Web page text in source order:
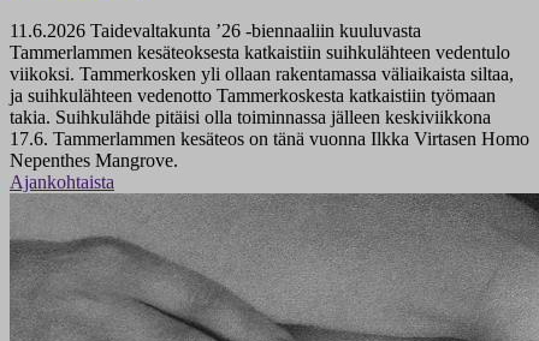
11.6.2026 Taidevaltakunta ’26 -biennaaliin kuuluvasta
Tammerlammen kesäteoksesta katkaistiin suihkulähteen vedentulo
viikoksi. Tammerkosken yli ollaan rakentamassa väliaikaista siltaa,
ja suihkulähteen vedenotto Tammerkoskesta katkaistiin työmaan
takia. Suihkulähde pitäisi olla toiminnassa jälleen keskiviikkona
17.6. Tammerlammen kesäteos on tänä vuonna Ilkka Virtasen Homo
Nepenthes Mangrove.
Ajankohtaista